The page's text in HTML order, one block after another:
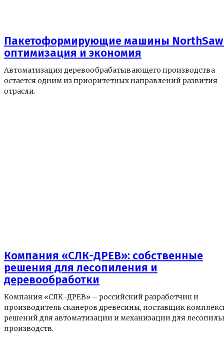
Пакетоформирующие машины NorthSaw
оптимизация и экономия
Автоматизация деревообрабатывающего производства
остается одним из приоритетных направлений развития
отрасли.
Компания «СЛК-ДРЕВ»: собственные
решения для лесопиления и
деревообработки
Компания «СЛК-ДРЕВ» – российский разработчик и
производитель сканеров древесины, поставщик
решений для автоматизации и механизации для
производств.